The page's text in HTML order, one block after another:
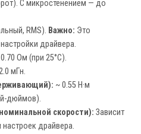
С микростенением — до
RMS). Важно: Это
драйвера.
0.70 Ом (при 25°C).
мГн.
~ 0.55 Н·м
дюймов).
скорости): Зависит
настроек драйвера.